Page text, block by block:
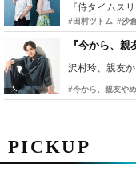
PICKUP
#田村ツトム #沙
『今から、
沢村玲、親友
#今から、親友やめ